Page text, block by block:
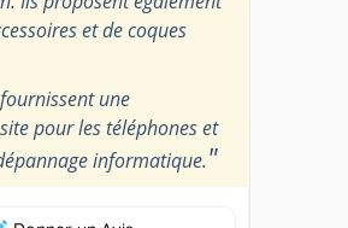
et de coques
une
pour les téléphones et
informatique."